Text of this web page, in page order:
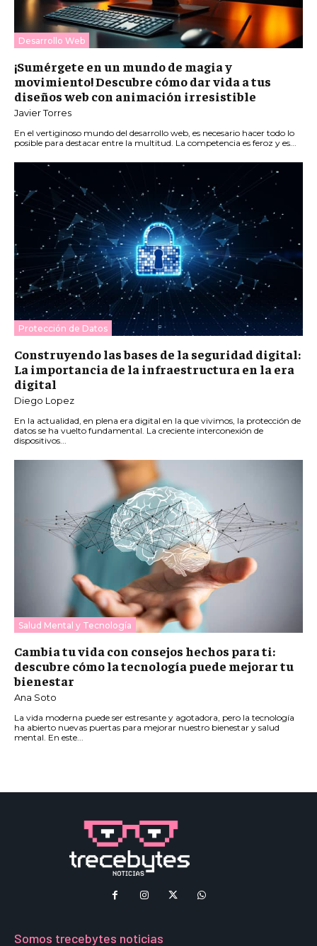
Desarrollo Web
¡Sumérgete en un mundo de magia y
movimiento! Descubre cómo dar vida a tus
diseños web con animación irresistible
Javier Torres
En el vertiginoso mundo del desarrollo web, es necesario hacer todo lo
posible para destacar entre la multitud. La competencia es feroz y es...
Protección de Datos
Construyendo las bases de la seguridad digital:
La importancia de la infraestructura en la era
digital
Diego Lopez
En la actualidad, en plena era digital en la que vivimos, la protección de
datos se ha vuelto fundamental. La creciente interconexión de
dispositivos...
Salud Mental y Tecnología
Cambia tu vida con consejos hechos para ti:
descubre cómo la tecnología puede mejorar tu
bienestar
Ana Soto
La vida moderna puede ser estresante y agotadora, pero la tecnología
ha abierto nuevas puertas para mejorar nuestro bienestar y salud
mental. En este...
Somos trecebytes noticias